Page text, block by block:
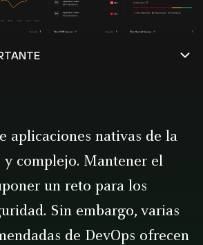
aplicaciones nativas de la
y complejo. Mantener el
un reto para los
Sin embargo, varias
de DevOps ofrecen